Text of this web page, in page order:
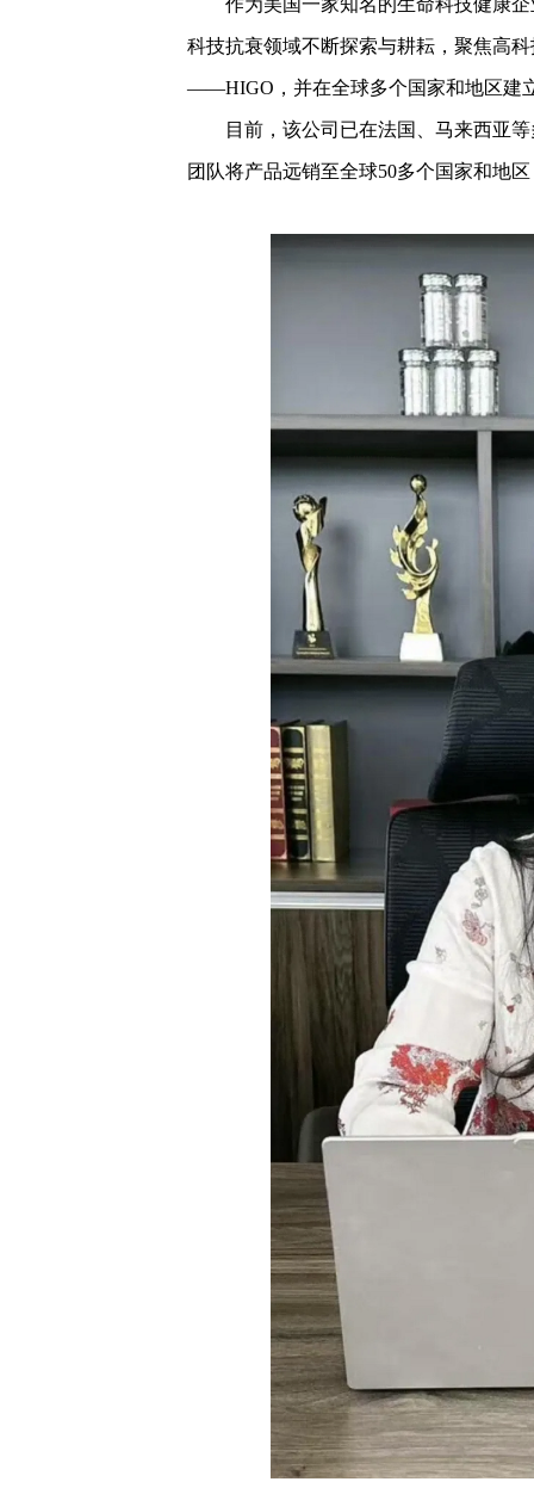
作为美国一家知名的生命科技健康
科技抗衰领域不断探索与耕耘，聚焦高
——HIGO，并在全球多个国家和地区建
目前，该公司已在法国、马来西亚
团队将产品远销至全球50多个国家和地